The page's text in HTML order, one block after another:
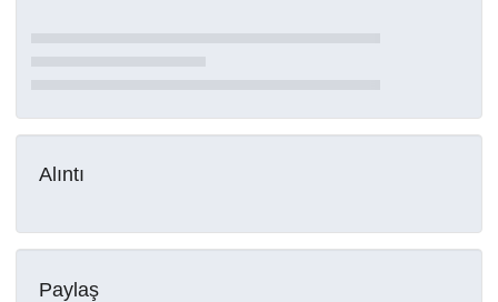
Alıntı
Paylaş